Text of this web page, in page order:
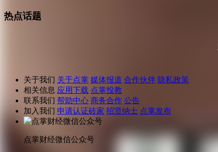
热点话题
关于我们 关于点掌 媒体报道 合作伙伴 隐私政策
相关信息 应用下载 点掌投教
联系我们 帮助中心 商务合作 公告
加入我们 申请认证砖家 招贤纳士 点掌发布
点掌财经微信公众号